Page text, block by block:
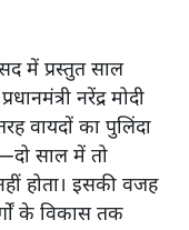
में प्रस्तुत साल
नरेंद्र मोदी
वायदों का पुलिंदा
साल में तो
होता। इसकी वजह
के विकास तक